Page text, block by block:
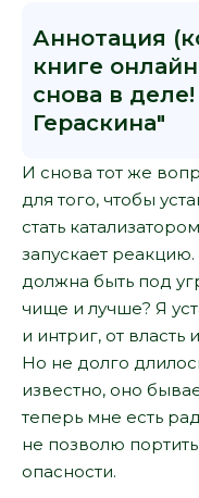
Аннотация
книге
снова в
Гераскина"
И снова тот же
для того, чтобы
стать
запускает
должна быть под
чище и лучше? Я
и интриг, от
Но не долго
известно, оно
теперь мне есть
не позволю
опасности.